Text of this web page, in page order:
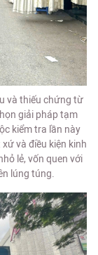
và thiếu chứng từ
giải pháp tạm
kiểm tra lần này
và điều kiện kinh
lẻ, vốn quen với
lúng túng.